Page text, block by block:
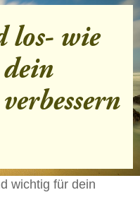
los- wie
wichtig für dein